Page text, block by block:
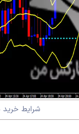
شرایط خرید در